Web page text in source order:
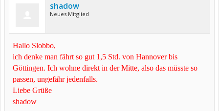
shadow
Neues Mitglied
Hallo Slobbo,
ich denke man fährt so gut 1,5 Std. von Hannover bis
Göttingen. Ich wohne direkt in der Mitte, also das müsste so
passen, ungefähr jedenfalls.
Liebe Grüße
shadow